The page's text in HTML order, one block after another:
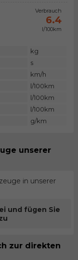
Verbrauch
6.4
l/100km
kg
s
km/h
l/100km
l/100km
l/100km
g/km
unserer
in unserer
und fügen Sie
zur direkten